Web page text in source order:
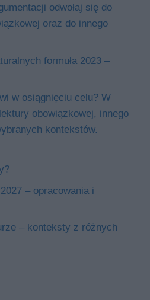
odwołaj się do
oraz do innego
formuła 2023 –
w osiągnięciu celu? W
obowiązkowej, innego
kontekstów.
– opracowania i
– konteksty z różnych